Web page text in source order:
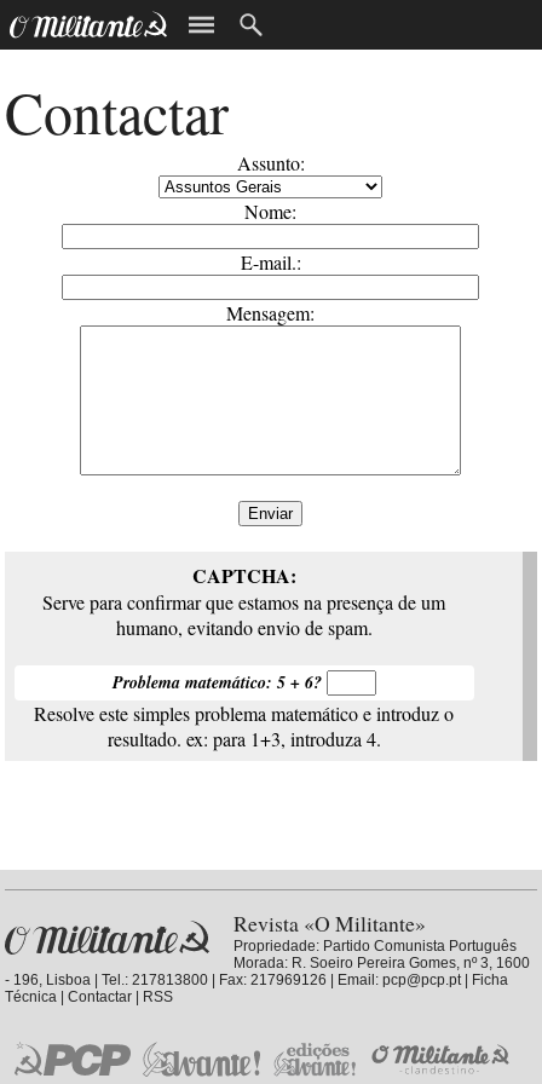
Contactar
Assunto:
Nome:
E-mail.:
Mensagem:
CAPTCHA:
Serve para confirmar que estamos na presença de um
humano, evitando envio de spam.
Problema matemático: 5 + 6?
Resolve este simples problema matemático e introduz o
resultado. ex: para 1+3, introduza 4.
Revista «O Militante»
Propriedade: Partido Comunista Português
Morada: R. Soeiro Pereira Gomes, nº 3, 1600
- 196, Lisboa | Tel.: 217813800 | Fax: 217969126 | Email: pcp@pcp.pt |
Ficha
Técnica |Contactar RSS